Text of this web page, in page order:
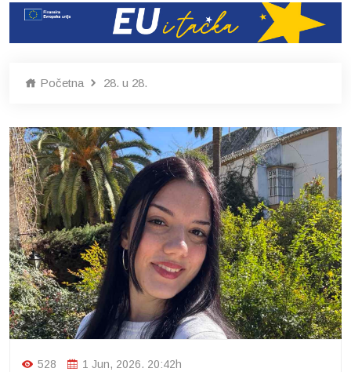
Početna 28. u 28.
528 1 Jun, 2026. 20:42h